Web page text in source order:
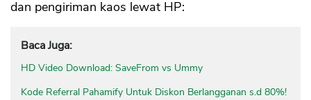
dan pengiriman kaos lewat HP:
Baca Juga:
HD Video Download: SaveFrom vs Ummy
Kode Referral Pahamify Untuk Diskon Berlangganan s.d 80%!